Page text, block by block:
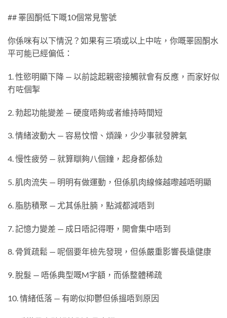
## 睪固酮低下嘅10個常見警號
你係咪有以下情況？如果有三項或以上中咗，你嘅睪固酮水
平可能已經偏低：
1. 性慾明顯下降 — 以前諗起親密接觸就會有反應，而家好似
冇咗個掣
2. 勃起功能變差 — 硬度唔夠或者維持時間短
3. 情緒波動大 — 容易忟憎、煩躁，少少事就發脾氣
4. 慢性疲勞 — 就算瞓夠八個鐘，起身都係攰
5. 肌肉流失 — 明明有做運動，但係肌肉線條越嚟越唔明顯
6. 脂肪積聚 — 尤其係肚腩，點減都減唔到
7. 記憶力變差 — 成日唔記得嘢，開會集中唔到
8. 骨質疏鬆 — 呢個要年檢先發現，但係嚴重影響長遠健康
9. 脫髮 — 唔係典型嘅M字額，而係整體稀疏
10. 情緒低落 — 有啲似抑鬱但係搵唔到原因